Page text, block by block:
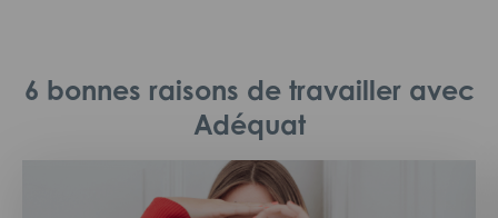
6 bonnes raisons de travailler avec
Adéquat